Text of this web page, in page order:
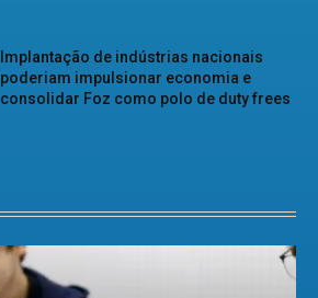
Implantação de indústrias nacionais
poderiam impulsionar economia e
consolidar Foz como polo de duty frees